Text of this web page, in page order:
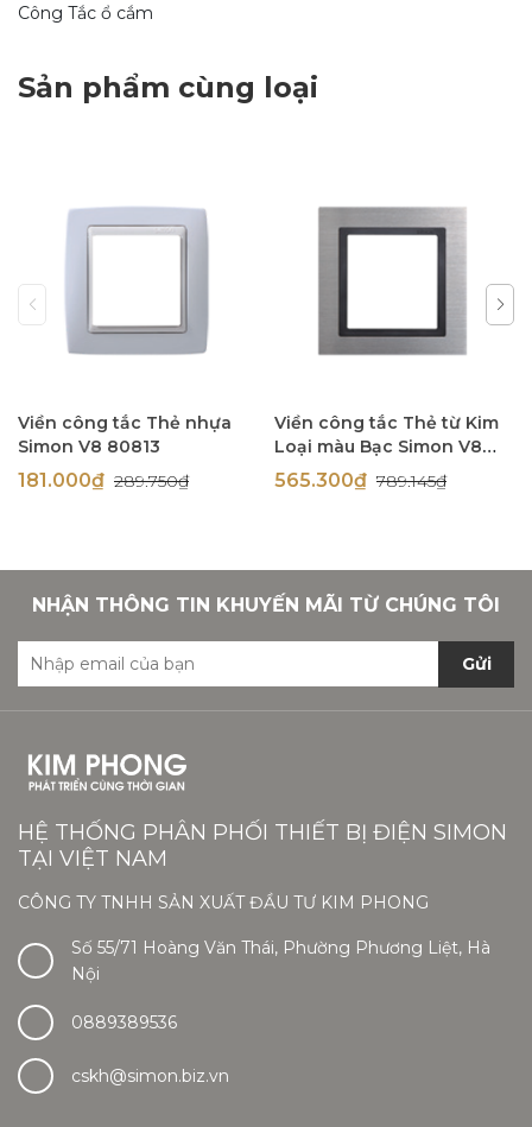
Công Tắc ổ cắm
Sản phẩm cùng loại
Viền công tắc Thẻ nhựa
Simon V8 80813
181.000₫ 289.750₫
Viền công tắc Thẻ từ Kim
Loại màu Bạc Simon V8
80815-42
565.300₫ 789.145₫
NHẬN THÔNG TIN KHUYẾN MÃI TỪ CHÚNG TÔI
Gửi
HỆ THỐNG PHÂN PHỐI THIẾT BỊ ĐIỆN SIMON
TẠI VIỆT NAM
CÔNG TY TNHH SẢN XUẤT ĐẦU TƯ KIM PHONG
Số 55/71 Hoàng Văn Thái, Phường Phương Liệt, Hà
Nội
0889389536
cskh@simon.biz.vn